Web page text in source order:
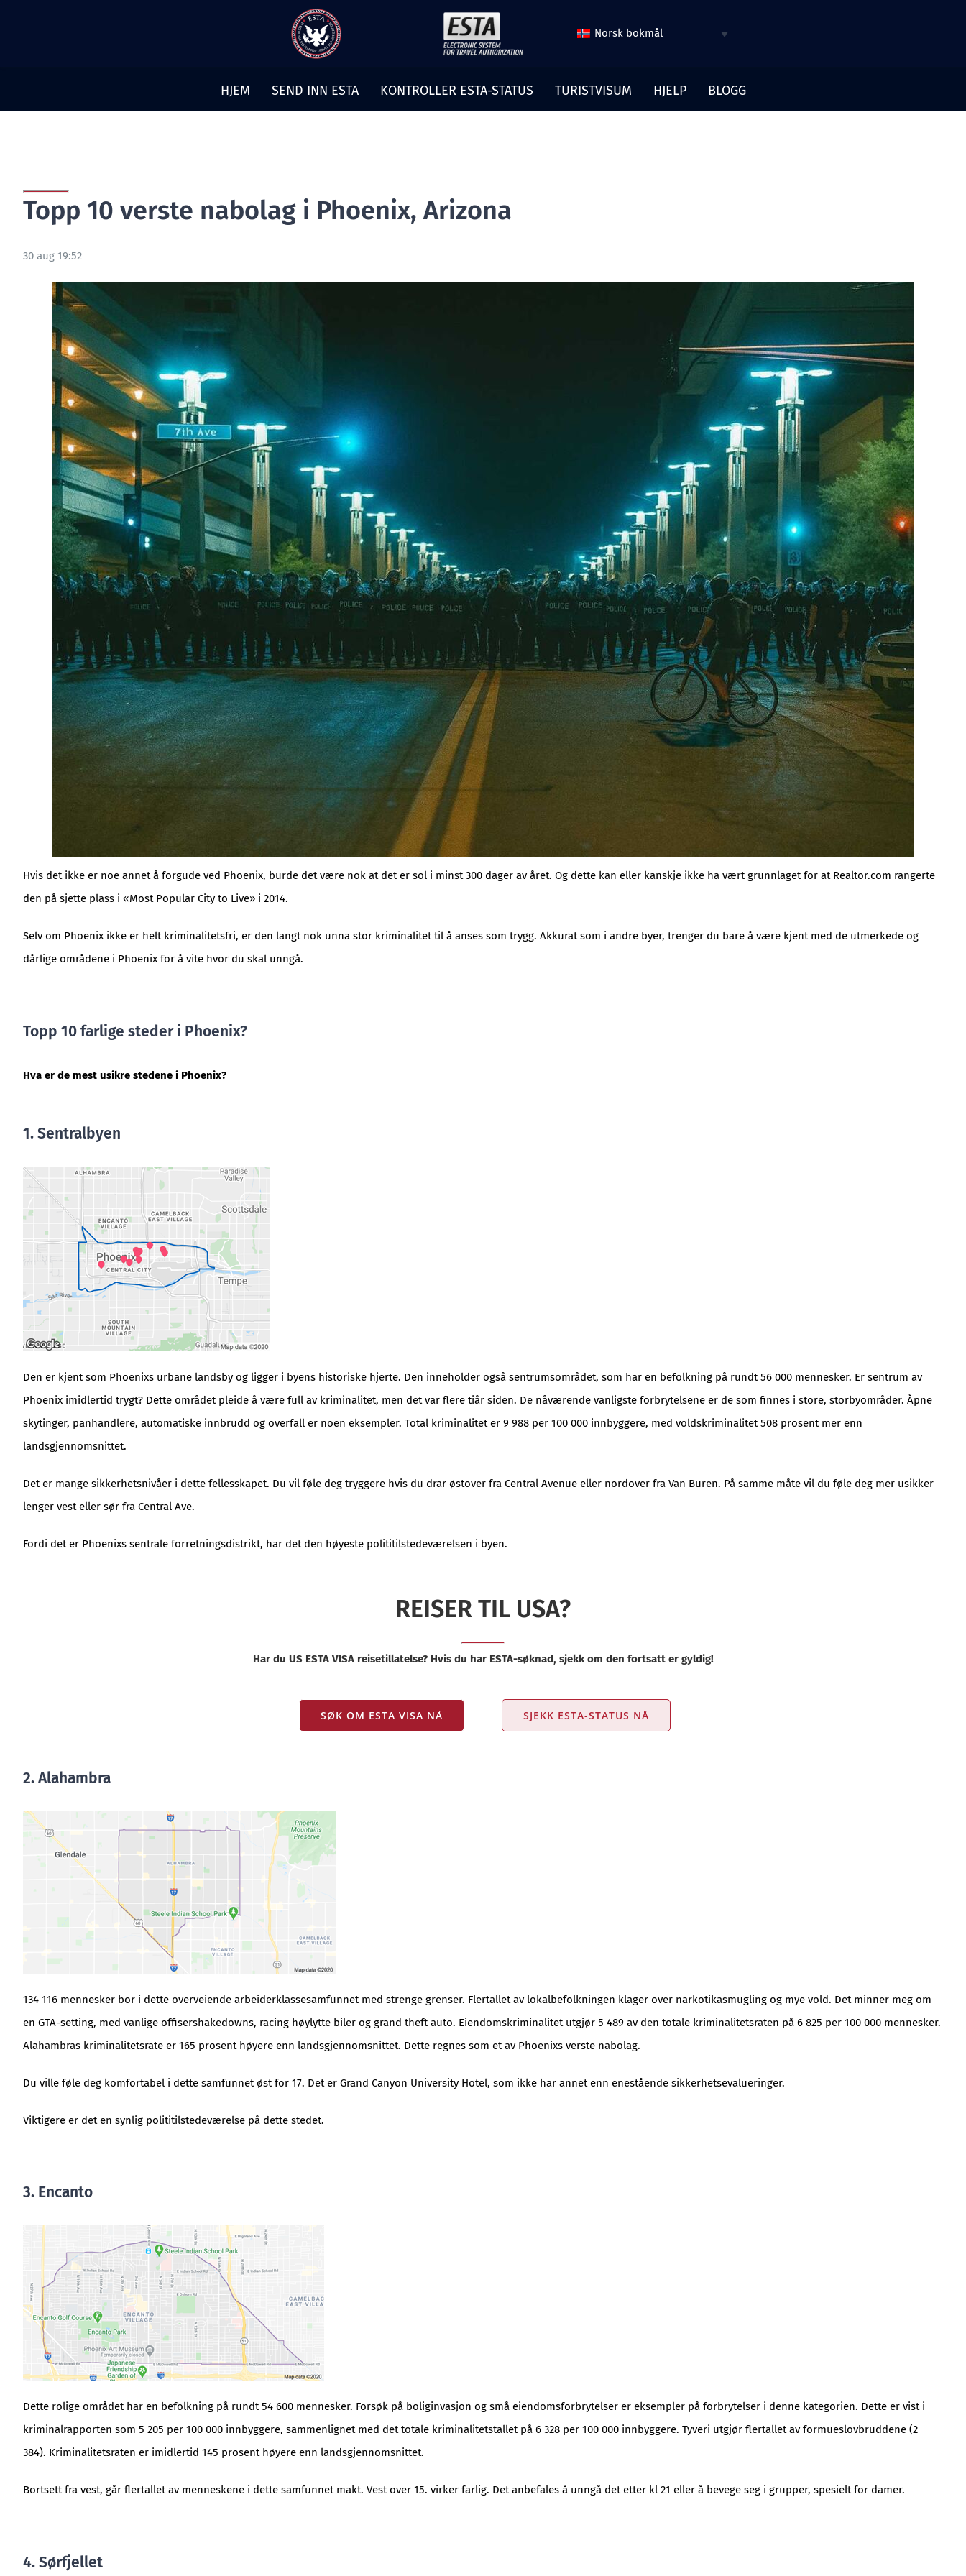
Norsk bokmål
HJEM SEND INN ESTA KONTROLLER ESTA-STATUS TURISTVISUM HJELP BLOGG
Topp 10 verste nabolag i Phoenix, Arizona
30 aug 19:52
Hvis det ikke er noe annet å forgude ved Phoenix, burde det være nok at det er sol i minst 300 dager av året. Og dette kan eller kanskje ikke ha vært grunnlaget for at Realtor.com rangerte
den på sjette plass i «Most Popular City to Live» i 2014.
Selv om Phoenix ikke er helt kriminalitetsfri, er den langt nok unna stor kriminalitet til å anses som trygg. Akkurat som i andre byer, trenger du bare å være kjent med de utmerkede og
dårlige områdene i Phoenix for å vite hvor du skal unngå.
Topp 10 farlige steder i Phoenix?
Hva er de mest usikre stedene i Phoenix?
1. Sentralbyen
Den er kjent som Phoenixs urbane landsby og ligger i byens historiske hjerte. Den inneholder også sentrumsområdet, som har en befolkning på rundt 56 000 mennesker. Er sentrum av
Phoenix imidlertid trygt? Dette området pleide å være full av kriminalitet, men det var flere tiår siden. De nåværende vanligste forbrytelsene er de som finnes i store, storbyområder. Åpne
skytinger, panhandlere, automatiske innbrudd og overfall er noen eksempler. Total kriminalitet er 9 988 per 100 000 innbyggere, med voldskriminalitet 508 prosent mer enn
landsgjennomsnittet.
Det er mange sikkerhetsnivåer i dette fellesskapet. Du vil føle deg tryggere hvis du drar østover fra Central Avenue eller nordover fra Van Buren. På samme måte vil du føle deg mer usikker
lenger vest eller sør fra Central Ave.
Fordi det er Phoenixs sentrale forretningsdistrikt, har det den høyeste polititilstedeværelsen i byen.
REISER TIL USA?
Har du US ESTA VISA reisetillatelse? Hvis du har ESTA-søknad, sjekk om den fortsatt er gyldig!
SØK OM ESTA VISA NÅ SJEKK ESTA-STATUS NÅ
2. Alahambra
134 116 mennesker bor i dette overveiende arbeiderklassesamfunnet med strenge grenser. Flertallet av lokalbefolkningen klager over narkotikasmugling og mye vold. Det minner meg om
en GTA-setting, med vanlige offisershakedowns, racing høylytte biler og grand theft auto. Eiendomskriminalitet utgjør 5 489 av den totale kriminalitetsraten på 6 825 per 100 000 mennesker.
Alahambras kriminalitetsrate er 165 prosent høyere enn landsgjennomsnittet. Dette regnes som et av Phoenixs verste nabolag.
Du ville føle deg komfortabel i dette samfunnet øst for 17. Det er Grand Canyon University Hotel, som ikke har annet enn enestående sikkerhetsevalueringer.
Viktigere er det en synlig polititilstedeværelse på dette stedet.
3. Encanto
Dette rolige området har en befolkning på rundt 54 600 mennesker. Forsøk på boliginvasjon og små eiendomsforbrytelser er eksempler på forbrytelser i denne kategorien. Dette er vist i
kriminalrapporten som 5 205 per 100 000 innbyggere, sammenlignet med det totale kriminalitetstallet på 6 328 per 100 000 innbyggere. Tyveri utgjør flertallet av formueslovbruddene (2
384). Kriminalitetsraten er imidlertid 145 prosent høyere enn landsgjennomsnittet.
Bortsett fra vest, går flertallet av menneskene i dette samfunnet makt. Vest over 15. virker farlig. Det anbefales å unngå det etter kl 21 eller å bevege seg i grupper, spesielt for damer.
4. Sørfjellet